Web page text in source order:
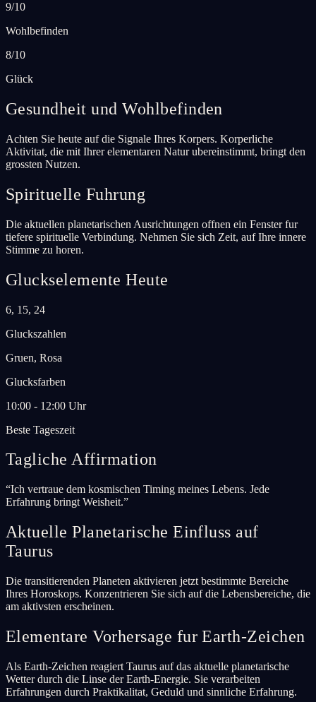
9/10
Wohlbefinden
8/10
Glück
Gesundheit und Wohlbefinden
Achten Sie heute auf die Signale Ihres Korpers. Korperliche
Aktivitat, die mit Ihrer elementaren Natur ubereinstimmt, bringt den
grossten Nutzen.
Spirituelle Fuhrung
Die aktuellen planetarischen Ausrichtungen offnen ein Fenster fur
tiefere spirituelle Verbindung. Nehmen Sie sich Zeit, auf Ihre innere
Stimme zu horen.
Gluckselemente Heute
6, 15, 24
Gluckszahlen
Gruen, Rosa
Glucksfarben
10:00 - 12:00 Uhr
Beste Tageszeit
Tagliche Affirmation
“Ich vertraue dem kosmischen Timing meines Lebens. Jede
Erfahrung bringt Weisheit.”
Aktuelle Planetarische Einfluss auf
Taurus
Die transitierenden Planeten aktivieren jetzt bestimmte Bereiche
Ihres Horoskops. Konzentrieren Sie sich auf die Lebensbereiche, die
am aktivsten erscheinen.
Elementare Vorhersage fur Earth-Zeichen
Als Earth-Zeichen reagiert Taurus auf das aktuelle planetarische
Wetter durch die Linse der Earth-Energie. Sie verarbeiten
Erfahrungen durch Praktikalitat, Geduld und sinnliche Erfahrung.